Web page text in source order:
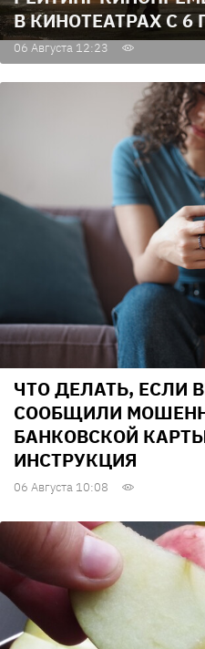
В КИНОТЕАТРАХ С 6
06 Августа 12:23
ЧТО ДЕЛАТЬ, ЕСЛИ
СООБЩИЛИ
БАНКОВСКОЙ
ИНСТРУКЦИЯ
06 Августа 10:08